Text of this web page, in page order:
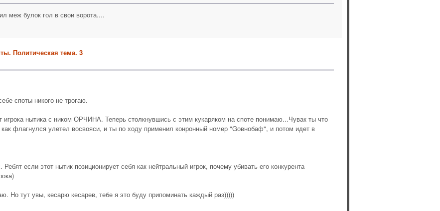
меж булок гол в свои ворота....
Политическая тема. 3
споты никого не трогаю.
нытика с ником ОРЧИНА. Теперь столкнувшись с этим кукаряком на споте понимаю...Чувак ты что
флагнулся улетел восвояси, и ты по ходу применил конронный номер "Gовнобаф", и потом идет в
если этот нытик позиционирует себя как нейтральный игрок, почему убивать его конкурента
Но тут увы, кесарю кесарев, тебе я это буду припоминать каждый раз)))))